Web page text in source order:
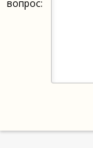
вопрос: